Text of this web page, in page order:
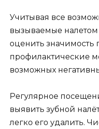
Учитывая все
вызываемые налетом
оценить значимость
профилактические
возможных
Регулярное
выявить зубной
легко его удалить.